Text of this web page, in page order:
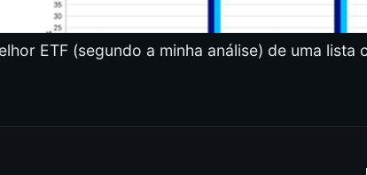
ETF (segundo a minha análise) de uma